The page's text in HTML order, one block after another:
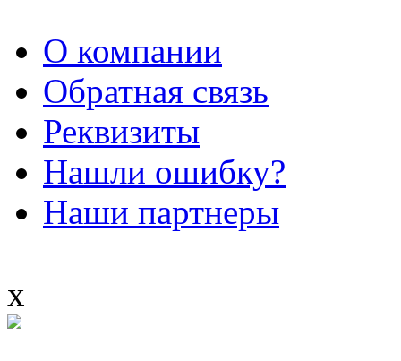
О компании
Обратная связь
Реквизиты
Нашли ошибку?
Наши партнеры
x